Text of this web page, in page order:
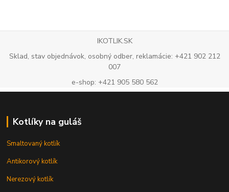
IKOTLIK.SK
Sklad, stav objednávok, osobný odber, reklamácie: +421 902 212
007
e-shop: +421 905 580 562
Kotlíky na guláš
Smaltovaný kotlík
Antikorový kotlík
Nerezový kotlík